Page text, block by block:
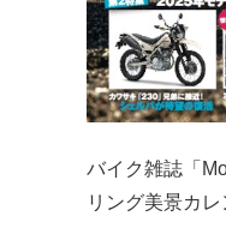
バイク雑誌「
リング美景カ